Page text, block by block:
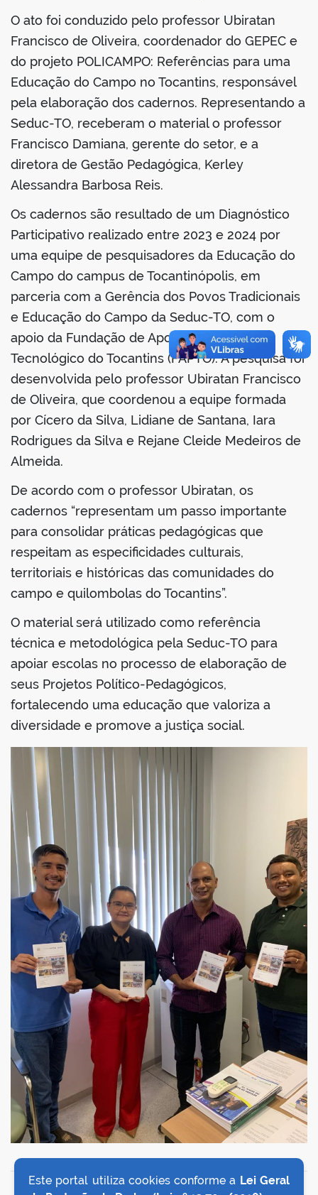
portal
O ato foi conduzido pelo professor Ubiratan
Francisco de Oliveira, coordenador do GEPEC e
do projeto POLICAMPO: Referências para uma
Educação do Campo no Tocantins, responsável
pela elaboração dos cadernos. Representando a
Seduc-TO, receberam o material o professor
Francisco Damiana, gerente do setor, e a
diretora de Gestão Pedagógica, Kerley
Alessandra Barbosa Reis.
Os cadernos são resultado de um Diagnóstico
Participativo realizado entre 2023 e 2024 por
uma equipe de pesquisadores da Educação do
Campo do campus de Tocantinópolis, em
parceria com a Gerência dos Povos Tradicionais
e Educação do Campo da Seduc-TO, com o
apoio da Fundação de Apoio Científico e
Tecnológico do Tocantins (FAPTO). A pesquisa foi
desenvolvida pelo professor Ubiratan Francisco
de Oliveira, que coordenou a equipe formada
por Cícero da Silva, Lidiane de Santana, Iara
Rodrigues da Silva e Rejane Cleide Medeiros de
Almeida.
De acordo com o professor Ubiratan, os
cadernos “representam um passo importante
para consolidar práticas pedagógicas que
respeitam as especificidades culturais,
territoriais e históricas das comunidades do
campo e quilombolas do Tocantins”.
O material será utilizado como referência
técnica e metodológica pela Seduc-TO para
apoiar escolas no processo de elaboração de
seus Projetos Político-Pedagógicos,
fortalecendo uma educação que valoriza a
diversidade e promove a justiça social.
VOLTAR AO TOPO
Este portal utiliza cookies conforme a Lei Geral